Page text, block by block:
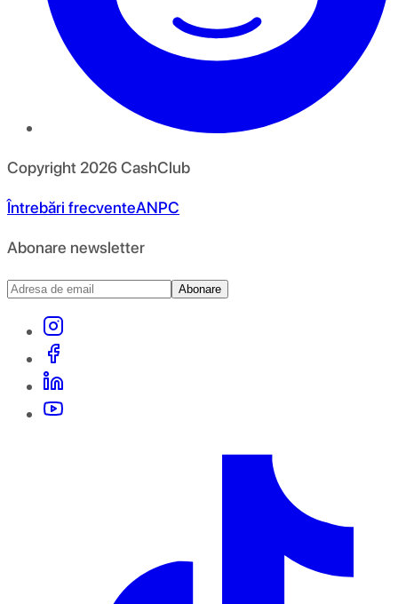
Copyright 2026CashClub
Întrebări frecventeANPC
Abonare newsletter
Abonare